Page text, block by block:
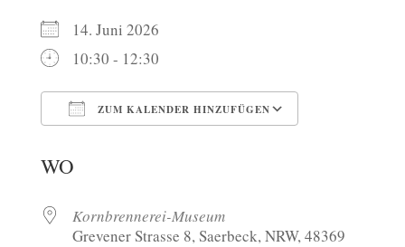
14. Juni 2026
10:30 - 12:30
ZUM KALENDER HINZUFÜGEN
WO
Kornbrennerei-Museum
Grevener Strasse 8, Saerbeck, NRW, 48369